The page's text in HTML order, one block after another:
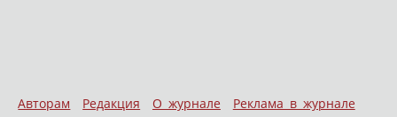
Авторам Редакция О журнале
Реклама в журнале